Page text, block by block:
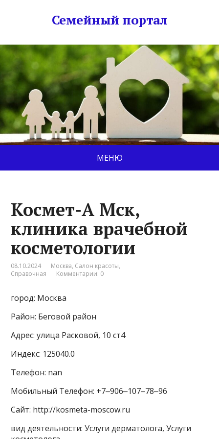
Семейный портал
МЕНЮ
Космет-А Мск,
клиника врачебной
косметологии
08.10.2024 Москва, Салон красоты,
Справочная
Комментарии: 0
город: Москва
Район: Беговой район
Адрес: улица Расковой, 10 ст4
Индекс: 125040.0
Телефон: nan
Мобильный Телефон: +7‒906‒107‒78‒96
Сайт: http://kosmeta-moscow.ru
вид деятельности: Услуги дерматолога, Услуги